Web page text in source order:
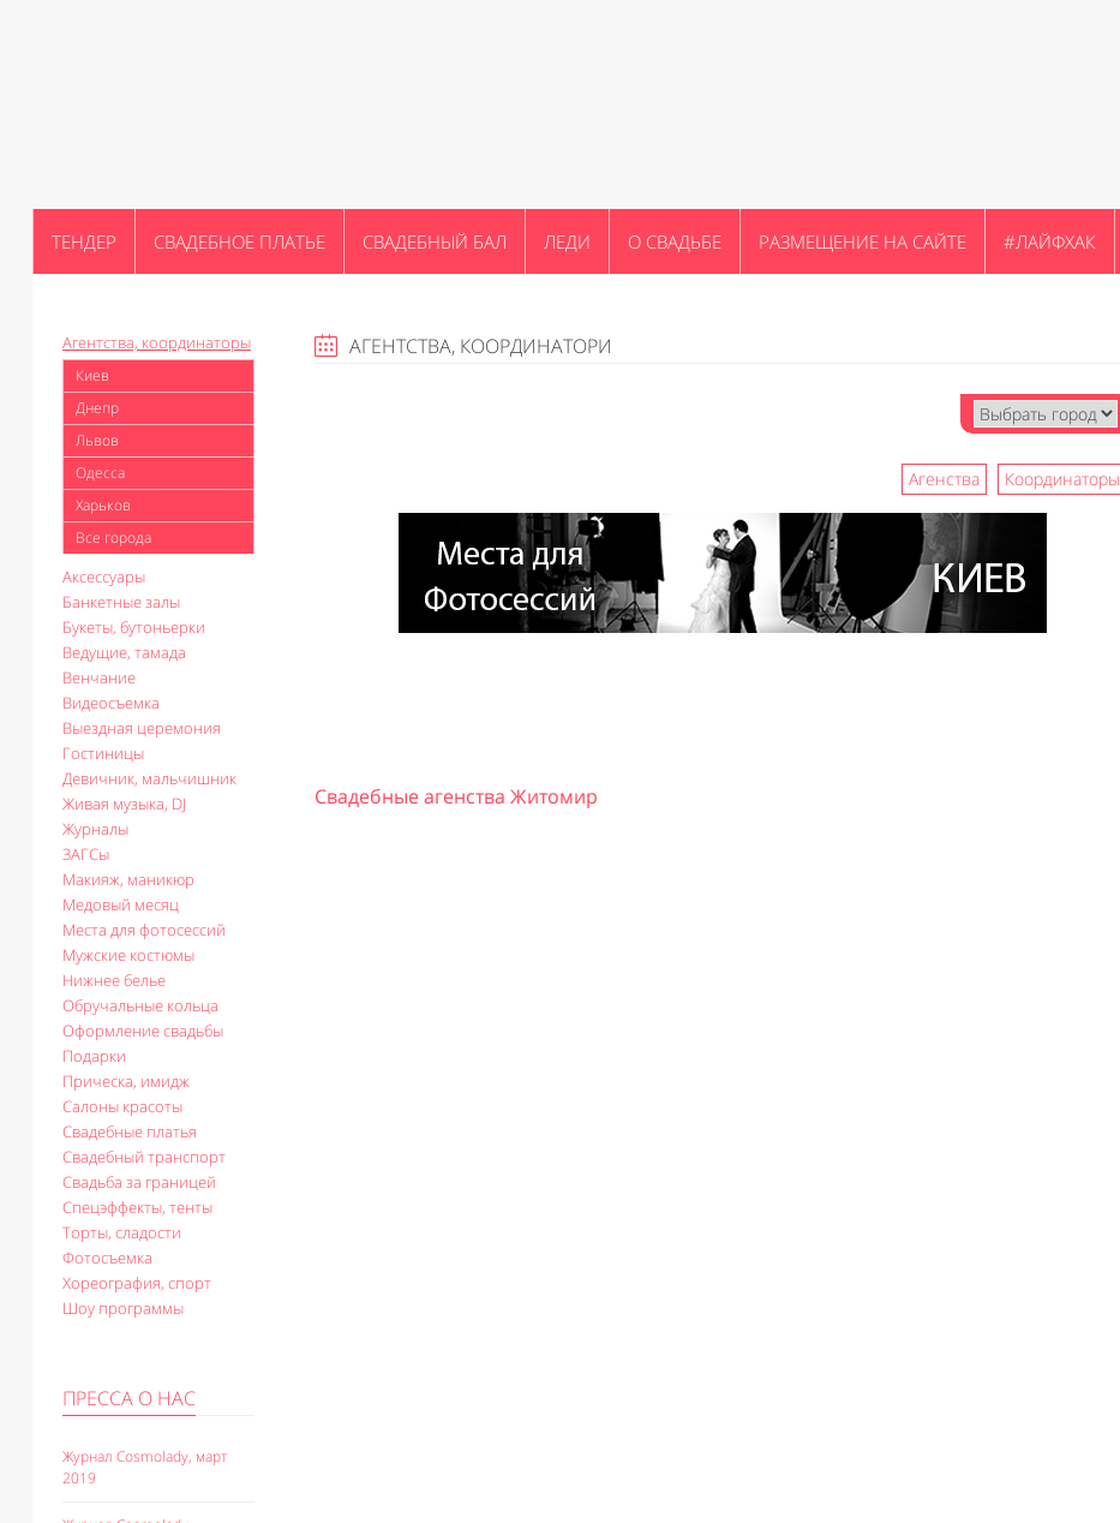
ТЕНДЕР СВАДЕБНОЕ ПЛАТЬЕ СВАДЕБНЫЙ БАЛ ЛЕДИ О СВАДЬБЕ РАЗМЕЩЕНИЕ НА САЙТЕ #ЛАЙФХАК
Агентства, координаторы
Киев
Днепр
Львов
Одесса
Харьков
Все города
Аксессуары
Банкетные залы
Букеты, бутоньерки
Ведущие, тамада
Венчание
Видеосъемка
Выездная церемония
Гостиницы
Девичник, мальчишник
Живая музыка, DJ
Журналы
ЗАГСы
Макияж, маникюр
Медовый месяц
Места для фотосессий
Мужские костюмы
Нижнее белье
Обручальные кольца
Оформление свадьбы
Подарки
Прическа, имидж
Салоны красоты
Свадебные платья
Свадебный транспорт
Свадьба за границей
Спецэффекты, тенты
Торты, сладости
Фотосъемка
Хореография, спорт
Шоу программы
ПРЕССА О НАС
Журнал Cosmolady, март
2019
АГЕНТСТВА, КООРДИНАТОРИ
Агенства Координаторы
Свадебные агенства Житомир